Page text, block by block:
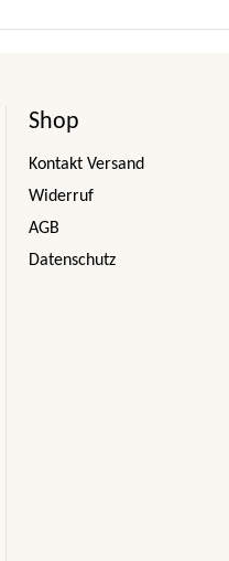
Shop
Kontakt Versand
Widerruf
AGB
Datenschutz